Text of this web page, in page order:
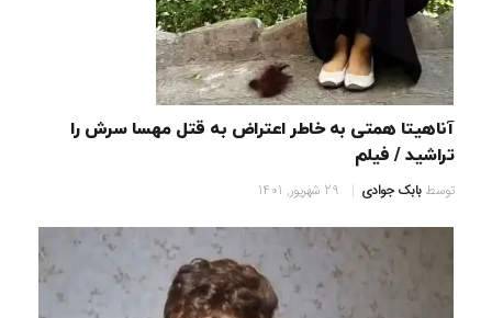
آناهیتا همتی به خاطر اعتراض به قتل مهسا سرش را
تراشید / فیلم
توسطبابک جوادی 29 شهریور, 1401